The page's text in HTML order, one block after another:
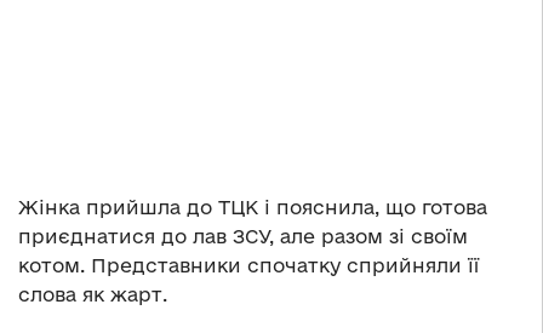
Жінка прийшла до ТЦК і пояснила, що готова
приєднатися до лав ЗСУ, але разом зі своїм
котом. Представники спочатку сприйняли її
слова як жарт.